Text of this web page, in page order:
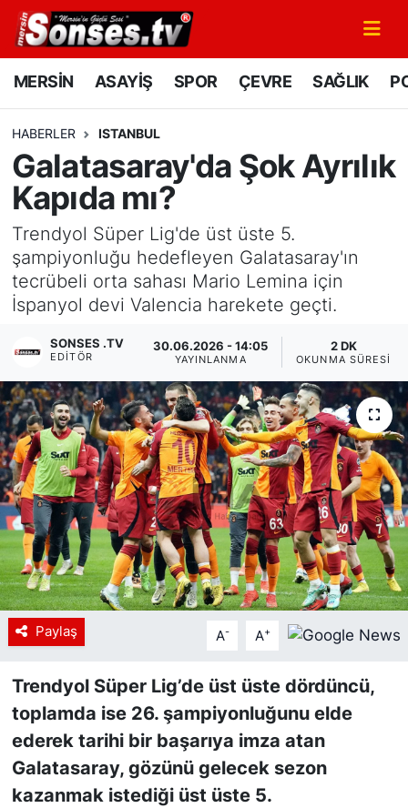
MERSİN ASAYİŞ SPOR ÇEVRE SAĞLIK
HABERLER ISTANBUL
Galatasaray'da Şok Ayrılık
Kapıda mı?
Trendyol Süper Lig'de üst üste 5.
şampiyonluğu hedefleyen Galatasaray'ın
tecrübeli orta sahası Mario Lemina için
İspanyol devi Valencia harekete geçti.
SONSES .TV
EDITÖR
30.06.2026 - 14:05
YAYINLANMA
2 DK
OKUNMA SÜRESI
Paylaş A- A+
Trendyol Süper Lig’de üst üste dördüncü,
toplamda ise 26. şampiyonluğunu elde
ederek tarihi bir başarıya imza atan
Galatasaray, gözünü gelecek sezon
kazanmak istediği üst üste 5.
MERSİN
SPOR
GÜNÜN MANŞETİ
DÜNYA
KÜLTÜR - SANAT
MAGAZİN
SAĞLIK
Siyaset
YEREL HABER
Haberde insan
Tanıtım
Mersin Nöbetçi Eczaneler
Mersin Namaz Vakitleri
Mersin Trafik Yoğunluk Haritası
Süper Lig Puan Durumu ve Fikstür
Tüm Manşetler
Son Dakika Haberleri
Haber Arşivi